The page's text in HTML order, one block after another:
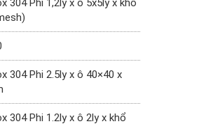
304 Phi 1,2ly x ô 5x5ly x khổ
304 Phi 2.5ly x ô 40×40 x
304 Phi 1.2ly x ô 2ly x khổ